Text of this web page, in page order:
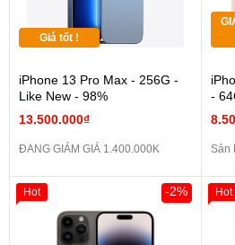
Giá tốt !
iPhone 13 Pro Max - 256G -
Like New - 98%
13.500.000₫
ĐANG GIẢM GIÁ 1.400.000K
-
Sản
-2%
Hot Hot